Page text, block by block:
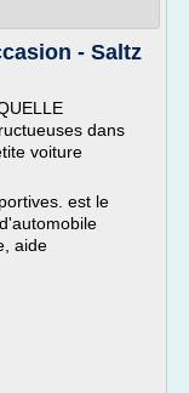
- Saltz
dans
voiture
est le
aide